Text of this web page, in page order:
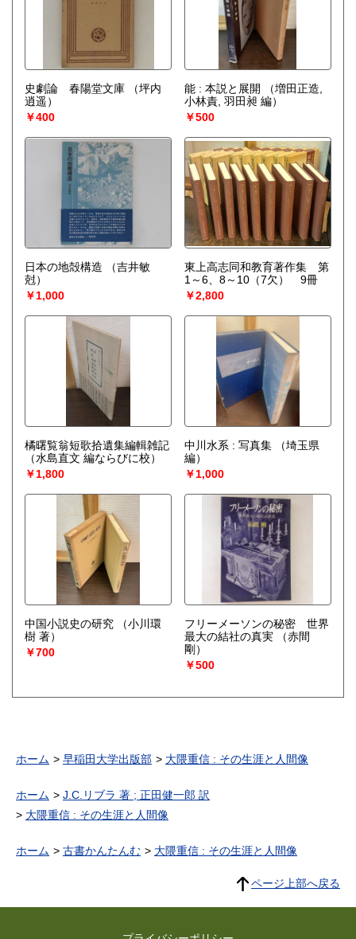
史劇論 春陽堂文庫
（坪内
逍遥）
￥400
能 : 本説と展開
（増田正造,
小林責, 羽田昶 編）
￥500
日本の地殻構造
（吉井敏
尅）
￥1,000
東上高志同和教育著作集 第
1～6、8～10（7欠） 9冊
￥2,800
橘曙覧翁短歌拾遺集編輯雑記
（水島直文 編ならびに校）
￥1,800
中川水系 : 写真集
（埼玉県
編）
￥1,000
中国小説史の研究
（小川環
樹 著）
￥700
フリーメーソンの秘密 世界
最大の結社の真実
（赤間
剛）
￥500
ホーム 早稲田大学出版部 大隈重信 : その生涯と人間像
ホーム
J.C.リブラ 著 ; 正田健一郎 訳
大隈重信 : その生涯と人間像
ホーム 古書かんたんむ 大隈重信 : その生涯と人間像
ページ上部へ戻る